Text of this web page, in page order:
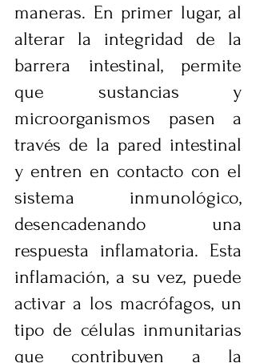
maneras. En primer lugar, al
alterar la integridad de la
barrera intestinal, permite
que sustancias y
microorganismos pasen a
través de la pared intestinal
y entren en contacto con el
sistema inmunológico,
desencadenando una
respuesta inflamatoria. Esta
inflamación, a su vez, puede
activar a los macrófagos, un
tipo de células inmunitarias
que contribuyen a la